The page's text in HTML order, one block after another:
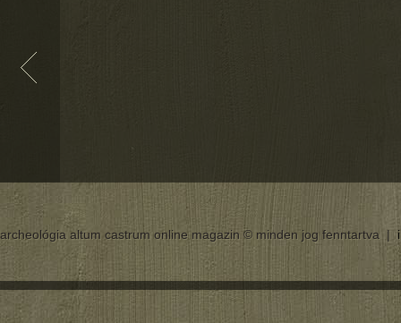
archeológia altum castrum online magazin © minden jog fenntartva |